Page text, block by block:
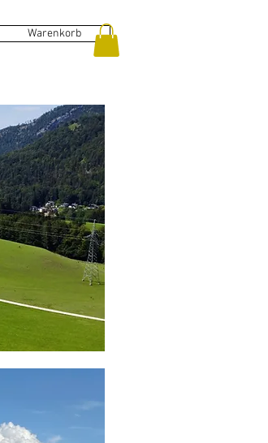
Warenkorb